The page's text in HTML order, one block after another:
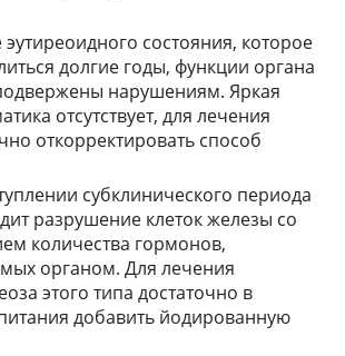
эутиреоидного состояния, которое
долгие годы, функции органа
нарушениям. Яркая
отсутствует, для лечения
откорректировать способ
субклинического периода
разрушение клеток железы со
количества гормонов,
органом. Для лечения
этого типа достаточно в
добавить йодированную